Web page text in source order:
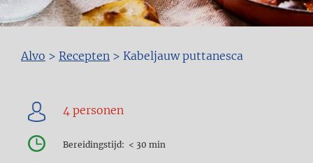
Kruimelpad
Alvo > Recepten > Kabeljauw puttanesca
Bereidingstijd < 30 min